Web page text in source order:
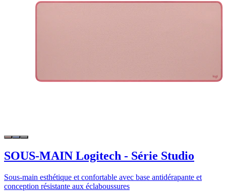
SOUS-MAIN Logitech - Série Studio
Sous-main esthétique et confortable avec base antidérapante et
conception résistante aux éclaboussures